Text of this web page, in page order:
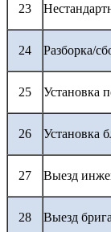
23
24 Разборка/
25 Установка
26 Установка
27 Выезд
28 Выезд